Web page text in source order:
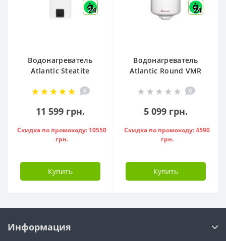
24
Водонагреватель
Atlantic Steatite
1500W, - 841286
6
11 599 грн.
Скидка по промокоду: 10550
грн.
Купить
24
Водонагреватель
Atlantic Round VMR
951136
0
5 099 грн.
Скидка по промокоду: 4590
грн.
Купить
Информация